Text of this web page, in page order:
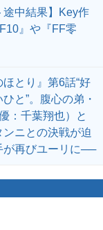
途中結果】Key作
』や『FF零
とり』第6話“好
と”。腹心の弟・
：千葉翔也）と
ニとの決戦が迫
が再びユーリに──